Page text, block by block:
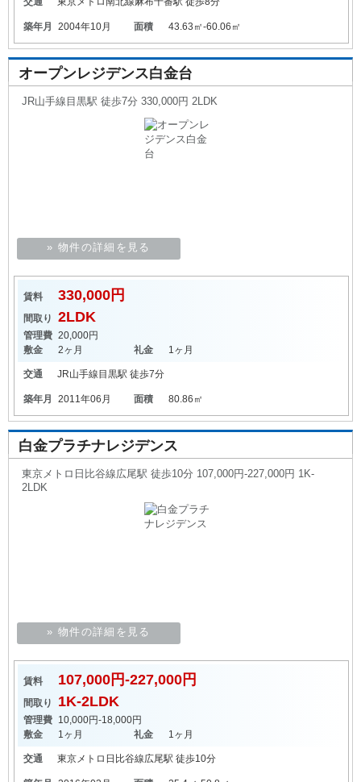
築年月 2004年10月 面積 43.63㎡-60.06㎡
オープンレジデンス白金台
JR山手線目黒駅 徒歩7分 330,000円 2LDK
» 物件の詳細を見る
賃料 330,000円
間取り 2LDK
管理費 20,000円
敷金
2ヶ月 礼金 1ヶ月
交通 JR山手線 目黒駅 徒歩7分
築年月 2011年06月 面積 80.86㎡
白金プラチナレジデンス
東京メトロ日比谷線広尾駅 徒歩10分 107,000円-227,000円 1K-
2LDK
» 物件の詳細を見る
賃料 107,000円-227,000円
間取り 1K-2LDK
管理費 10,000円-18,000円
敷金
1ヶ月 礼金 1ヶ月
交通 東京メトロ日比谷線広尾駅 徒歩10分